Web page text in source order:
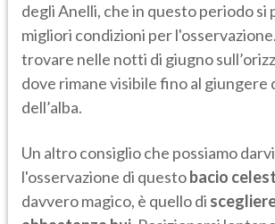
degli Anelli, che in questo periodo si
migliori condizioni per
trovare nelle notti di giugno
dove rimane visibile fino al giungere
dell’alba.
Un altro consiglio che possiamo
l'osservazione di questobacio
davvero magico, è quello di